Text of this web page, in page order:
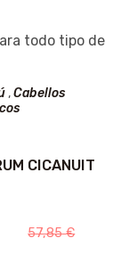
todo tipo de
,Cabellos
CICANUIT
57,85€